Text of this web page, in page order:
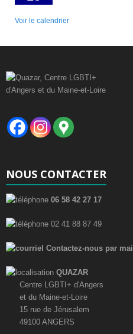
Voir le calendrier
NOUS CONTACTER
06 58 42 27 17
02 41 88 87 49
Contactez-nous par mail
QUAZAR
Centre LGBTI+ d'Angers
et du Maine-et-Loire
15 rue de Jérusalem
49100 ANGERS